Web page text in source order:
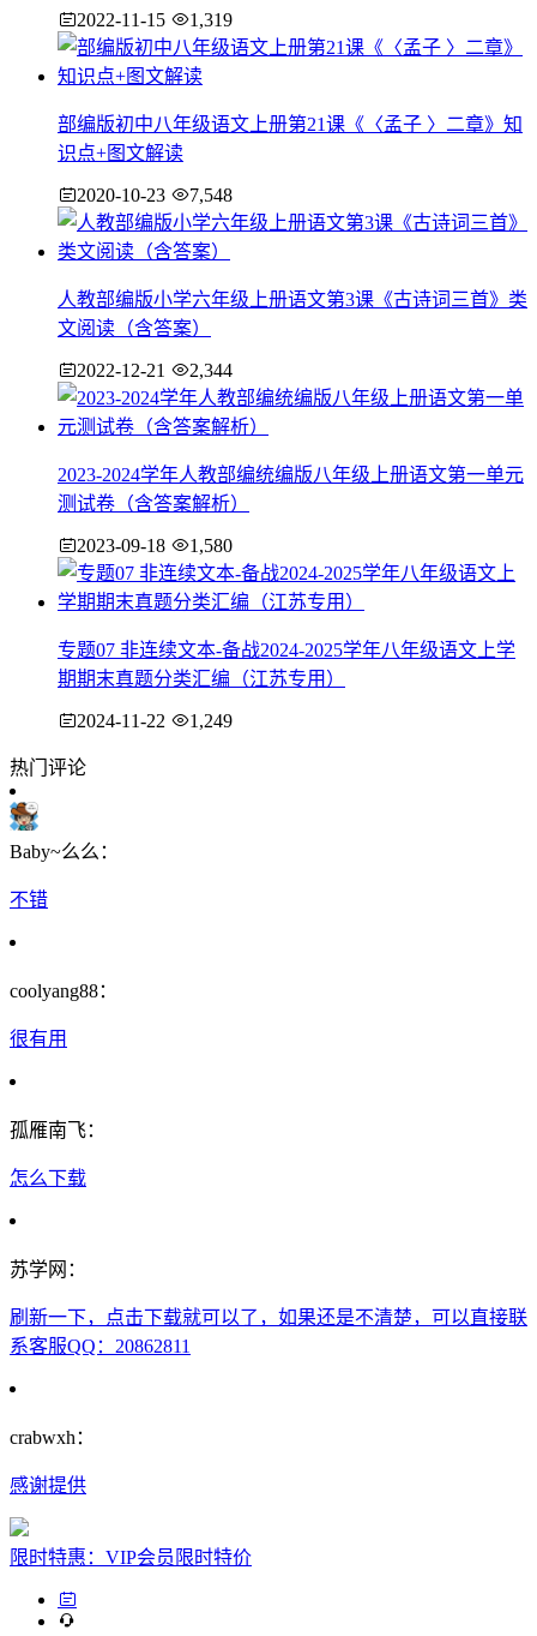
2022-11-15 1,319
部编版初中八年级语文上册第21课《〈孟子 〉二章》知
识点+图文解读
2020-10-23 7,548
人教部编版小学六年级上册语文第3课《古诗词三首》类
文阅读（含答案）
2022-12-21 2,344
2023-2024学年人教部编统编版八年级上册语文第一单元
测试卷（含答案解析）
2023-09-18 1,580
专题07 非连续文本-备战2024-2025学年八年级语文上学
期期末真题分类汇编（江苏专用）
2024-11-22 1,249
热门评论
Baby~么么：
不错
coolyang88：
很有用
孤雁南飞：
怎么下载
苏学网：
刷新一下，点击下载就可以了，如果还是不清楚，可以直接联
系客服QQ：20862811
crabwxh：
感谢提供
限时特惠：VIP会员限时特价